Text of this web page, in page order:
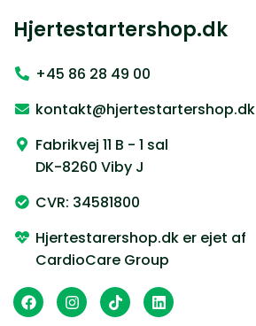
Hjertestartershop.dk
+45 86 28 49 00
kontakt@hjertestartershop.dk
Fabrikvej 11 B - 1 sal
DK-8260 Viby J
CVR: 34581800
Hjertestarershop.dk er ejet af
CardioCare Group